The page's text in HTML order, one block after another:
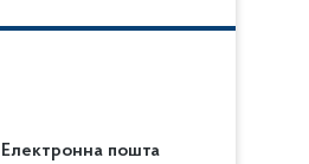
Електронна пошта